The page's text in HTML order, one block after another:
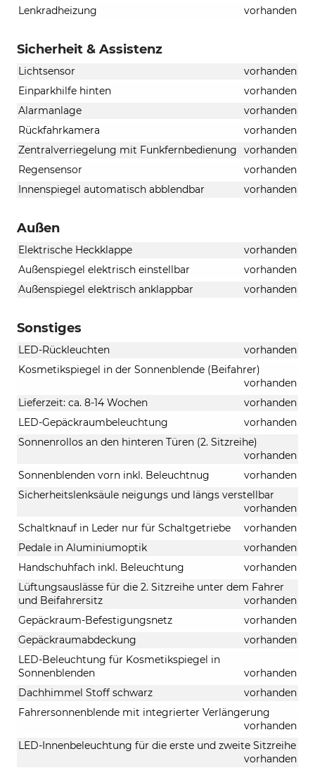
Lenkradheizung vorhanden
Sicherheit & Assistenz
Lichtsensor
vorhanden
Einparkhilfe hinten
vorhanden
Alarmanlage
vorhanden
Rückfahrkamera
vorhanden
Zentralverriegelung mit Funkfernbedienung
vorhanden
Regensensor
vorhanden
Innenspiegel automatisch abblendbar
vorhanden
Außen
Elektrische Heckklappe
vorhanden
Außenspiegel elektrisch einstellbar
vorhanden
Außenspiegel elektrisch anklappbar
vorhanden
Sonstiges
LED-Rückleuchten
vorhanden
Kosmetikspiegel in der Sonnenblende (Beifahrer)
vorhanden
Lieferzeit: ca. 8-14 Wochen
vorhanden
LED-Gepäckraumbeleuchtung
vorhanden
Sonnenrollos an den hinteren Türen (2. Sitzreihe)
vorhanden
Sonnenblenden vorn inkl. Beleuchtnug
vorhanden
Sicherheitslenksäule neigungs und längs verstellbar
vorhanden
Schaltknauf in Leder nur für Schaltgetriebe
vorhanden
Pedale in Aluminiumoptik
vorhanden
Handschuhfach inkl. Beleuchtung
vorhanden
Lüftungsauslässe für die 2. Sitzreihe unter dem Fahrer
und Beifahrersitz
vorhanden
Gepäckraum-Befestigungsnetz
vorhanden
Gepäckraumabdeckung
vorhanden
LED-Beleuchtung für Kosmetikspiegel in
Sonnenblenden
vorhanden
Dachhimmel Stoff schwarz
vorhanden
Fahrersonnenblende mit integrierter Verlängerung
vorhanden
LED-Innenbeleuchtung für die erste und zweite Sitzreihe
vorhanden